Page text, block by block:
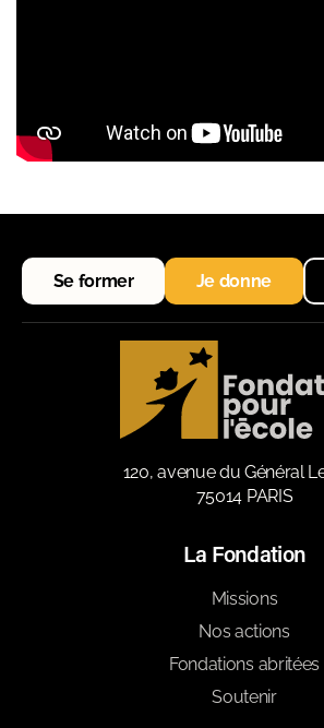
Se former Je donne
120, avenue du Général
75014 PARIS
La Fondation
Missions
Nos actions
Fondations abritées
Soutenir